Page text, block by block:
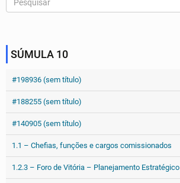
SÚMULA 10
#198936 (sem título)
#188255 (sem título)
#140905 (sem título)
1.1 – Chefias, funções e cargos comissionados
1.2.3 – Foro de Vitória – Planejamento Estratégico